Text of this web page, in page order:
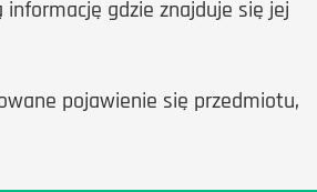
gdzie znajduje się jej
pojawienie się przedmiotu,